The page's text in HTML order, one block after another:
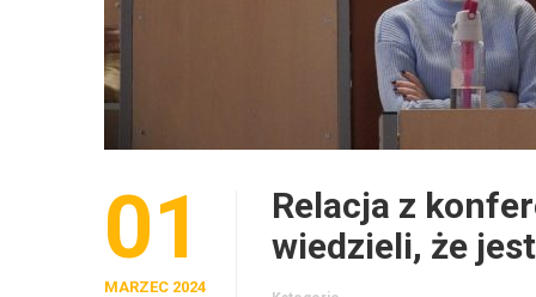
01
MARZEC 2024
Relacja z
wiedzieli, że